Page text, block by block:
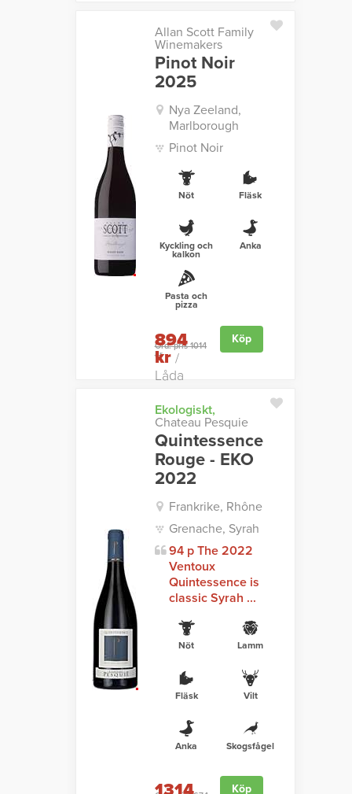
Allan Scott Family
Winemakers
Pinot Noir
2025
Nya Zeeland,
Marlborough
Pinot Noir
Nöt Fläsk
Kyckling och
kalkon
Anka
Pasta och
pizza
Ord. pris 1014
kr
894
kr/
Låda
Köp
Ekologiskt,
Chateau Pesquie
Quintessence
Rouge - EKO
2022
Frankrike, Rhône
Grenache, Syrah
94 p The 2022
Ventoux
Quintessence is
classic Syrah ...
Nöt Lamm
Fläsk Vilt
Anka Skogsfågel
Köp